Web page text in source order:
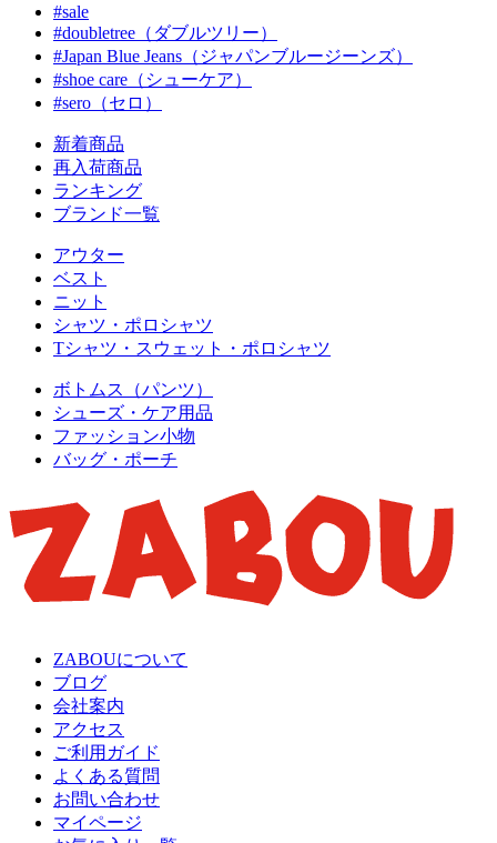
#sale
#doubletree（ダブルツリー）
#Japan Blue Jeans（ジャパンブルージーンズ）
#shoe care（シューケア）
#sero（セロ）
新着商品
再入荷商品
ランキング
ブランド一覧
アウター
ベスト
ニット
シャツ・ポロシャツ
Tシャツ・スウェット・ポロシャツ
ボトムス（パンツ）
シューズ・ケア用品
ファッション小物
バッグ・ポーチ
ZABOUについて
ブログ
会社案内
アクセス
ご利用ガイド
よくある質問
お問い合わせ
マイページ